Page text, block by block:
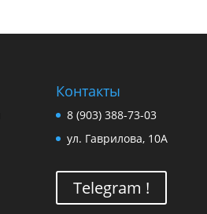
Контакты
8 (903) 388-73-03
ул. Гаврилова, 10А
Telegram !